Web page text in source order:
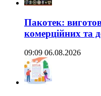
Пакотек:
комерційних та
09:09 06.08.2026